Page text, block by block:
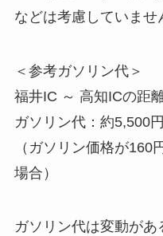
などは考慮していませ
＜参考ガソリン代＞
福井IC ～ 高知ICの距
ガソリン代：約5,500円
（ガソリン価格が160
場合）
ガソリン代は変動が